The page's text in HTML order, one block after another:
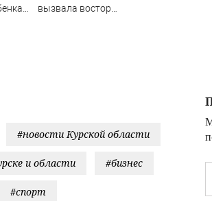
вызвала восторг
#новости Курской области
и области #бизнес
#спорт